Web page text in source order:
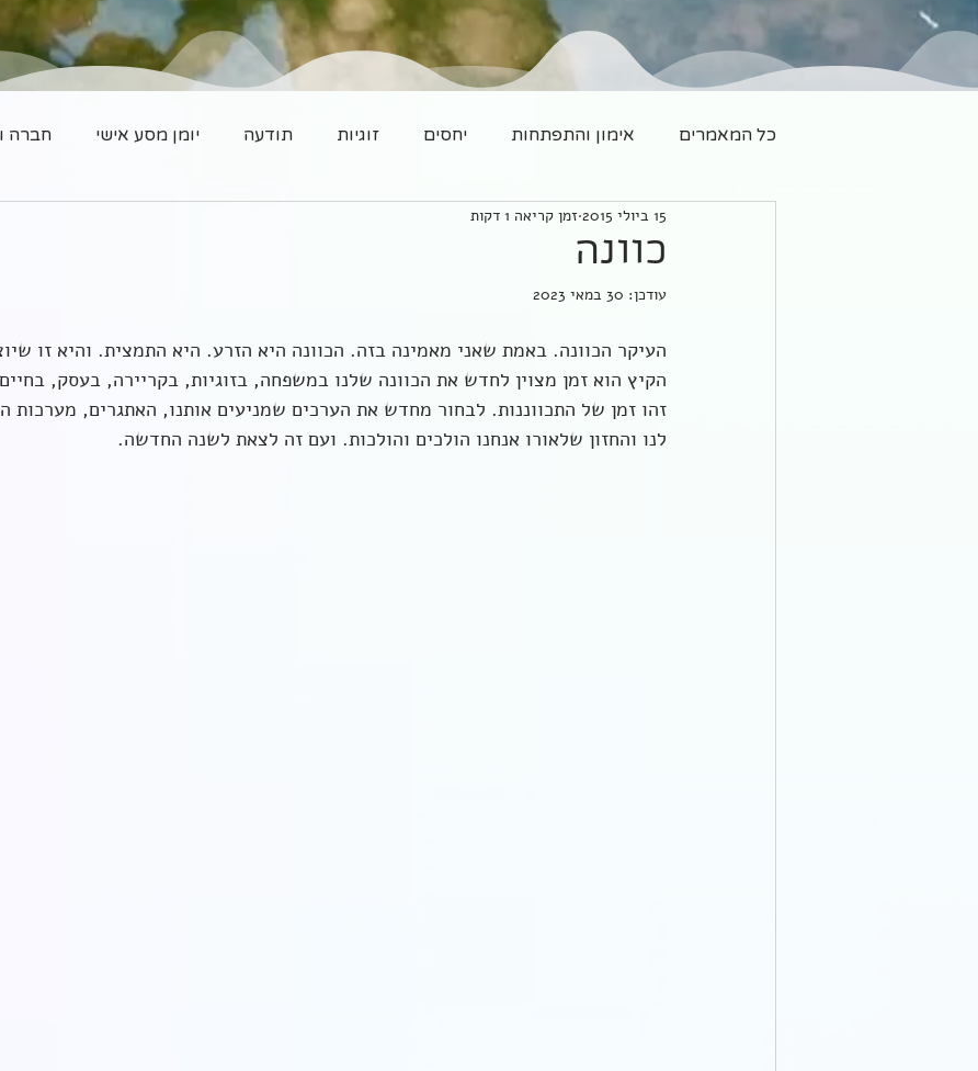
כל המאמרים אימון והתפתחות יחסים זוגיות תודעה יומן מסע אישי חברה
משפחה חדשה יוגה
כוונה
15 ביולי 2015 זמן קריאה 1 דקות
עודכן: 30 במאי 2023
העיקר הכוונה. באמת שאני מאמינה בזה. הכוונה היא הזרע. היא התמצית. והיא זו
הקיץ הוא זמן מצוין לחדש את הכוונה שלנו במשפחה, בזוגיות, בקריירה, בעסק,
זהו זמן של התכווננות. לבחור מחדש את הערכים שמניעים אותנו, האתגרים, מערכות
לנו והחזון שלאורו אנחנו הולכים והולכות. ועם זה לצאת לשנה החדשה.